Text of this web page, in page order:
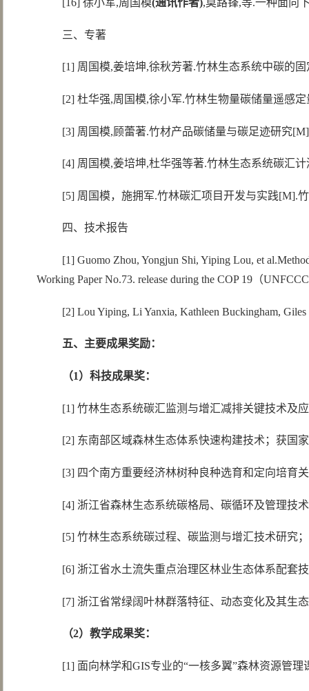
三、专著
[1] 周国模,姜培坤,徐秋芳著.竹林生态系统中碳的
[2] 杜华强,周国模,徐小军.竹林生物量碳储量遥感
[3] 周国模,顾蕾著.竹材产品碳储量与碳足迹研究
[4] 周国模,姜培坤,杜华强等著.竹林生态系统碳汇
[5] 周国模，施拥军.竹林碳汇项目开发与实践[M].
四、技术报告
[1] Guomo Zhou, Yongjun Shi, Yiping Lou, et
Working Paper No.73. release during the COP 19（
[2] Lou Yiping, Li Yanxia, Kathleen Buckingham,
五、主要成果奖励：
（1）科技成果奖：
[1] 竹林生态系统碳汇监测与增汇减排关键技术及
[2] 东南部区域森林生态体系快速构建技术；获国
[3] 四个南方重要经济林树种良种选育和定向培育
[4] 浙江省森林生态系统碳格局、碳循环及管理技
[5] 竹林生态系统碳过程、碳监测与增汇技术研究
[6] 浙江省水土流失重点治理区林业生态体系配套
[7] 浙江省常绿阔叶林群落特征、动态变化及其生
（2）教学成果奖：
[1] 面向林学和GIS专业的“一核多翼”森林资源管